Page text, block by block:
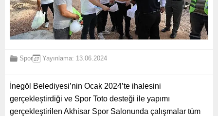
Spor Yayınlama: 13.06.2024
İnegöl Belediyesi’nin Ocak 2024’te ihalesini
gerçekleştirdiği ve Spor Toto desteği ile yapımı
gerçekleştirilen Akhisar Spor Salonunda çalışmalar tüm